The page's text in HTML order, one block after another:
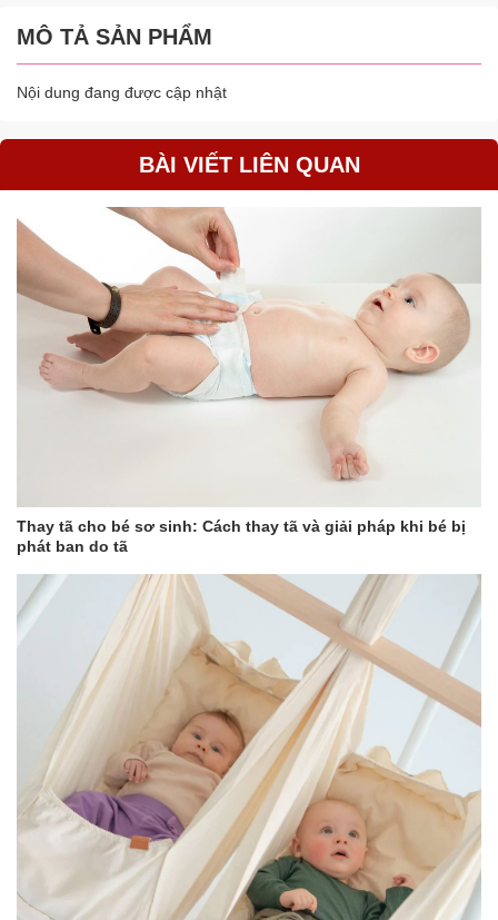
MÔ TẢ SẢN PHẨM
Nội dung đang được cập nhật
BÀI VIẾT LIÊN QUAN
Thay tã cho bé sơ sinh: Cách thay tã và giải pháp khi bé bị
phát ban do tã